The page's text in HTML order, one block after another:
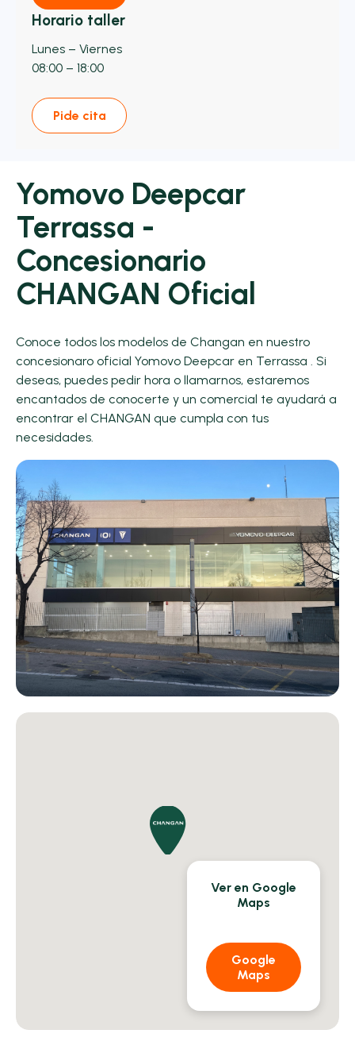
Horario taller
Lunes – Viernes
08:00 – 18:00
Pide cita
Yomovo Deepcar
Terrassa -
Concesionario
CHANGAN Oficial
Conoce todos los modelos de Changan en nuestro
concesionaro oficial Yomovo Deepcar en Terrassa . Si
deseas, puedes pedir hora o llamarnos, estaremos
encantados de conocerte y un comercial te ayudará a
encontrar el CHANGAN que cumpla con tus
necesidades.
Ver en Google
Maps
Google
Maps